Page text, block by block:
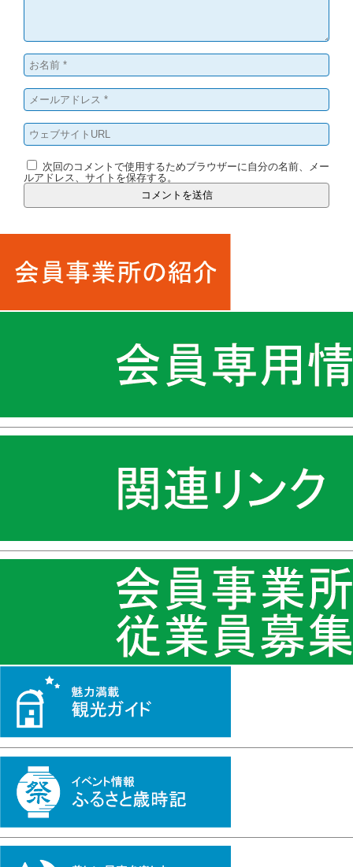
次回のコメントで使用するためブラウザーに自分の名前、メー
ルアドレス、サイトを保存する。